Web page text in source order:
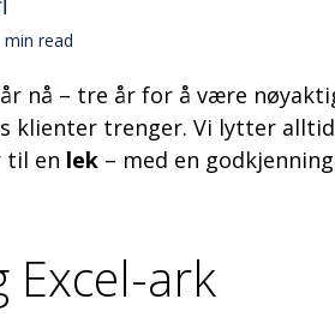
min read
nå – tre år for å være
klienter trenger. Vi lytter
til en lek – med en
Excel-ark